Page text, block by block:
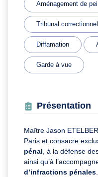
Aménagement de
Tribunal correctionnel
Diffamation
Garde à vue
Présentation
Maître Jason
Paris et consacre
pénal, à la défense
ainsi qu’à
d’infractions pénales.